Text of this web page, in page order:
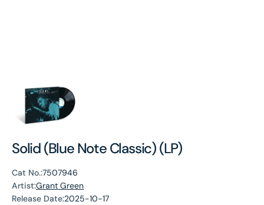
Solid (Blue Note Classic) (LP)
Cat No.:7507946
Artist:Grant Green
Release Date:2025-10-17